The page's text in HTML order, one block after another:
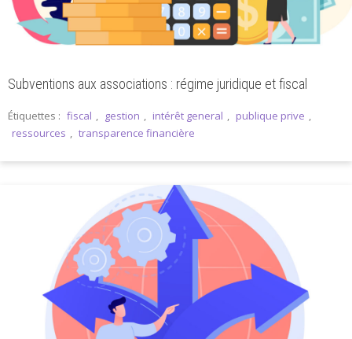
Subventions aux associations : régime juridique et fiscal
Étiquettes : fiscal , gestion , intérêt general , publique prive ,
ressources , transparence financière